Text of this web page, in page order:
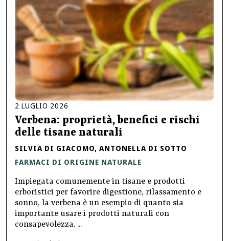
2 LUGLIO 2026
Verbena: proprietà, benefici e rischi
delle tisane naturali
SILVIA DI GIACOMO, ANTONELLA DI SOTTO
FARMACI DI ORIGINE NATURALE
Impiegata comunemente in tisane e prodotti
erboristici per favorire digestione, rilassamento e
sonno, la verbena è un esempio di quanto sia
importante usare i prodotti naturali con
consapevolezza. ...